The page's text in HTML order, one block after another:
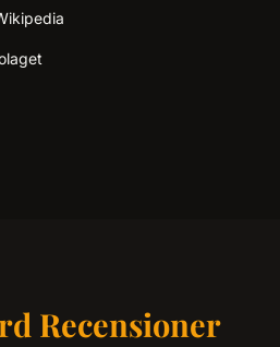
Recensioner